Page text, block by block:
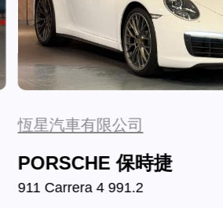
恆星汽車有限公司
PORSCHE 保時捷
911 Carrera 4 991.2